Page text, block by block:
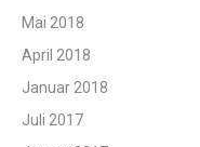
Mai 2018
April 2018
Januar 2018
Juli 2017